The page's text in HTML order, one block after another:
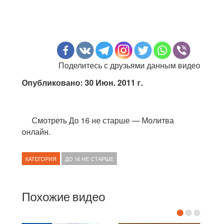
Поделитесь с друзьями данным видео
Опубликовано: 30 Июн. 2011 г.
Смотреть До 16 не старше — Молитва
онлайн.
КАТЕГОРИЯ ДО 16 НЕ СТАРШЕ
Похожие видео